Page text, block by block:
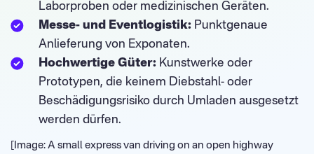
Laborproben oder medizinischen Geräten.
Messe- und Eventlogistik: Punktgenaue
Anlieferung von Exponaten.
Hochwertige Güter: Kunstwerke oder
Prototypen, die keinem Diebstahl- oder
Beschädigungsrisiko durch Umladen ausgesetzt
werden dürfen.
[Image: A small express van driving on an open highway